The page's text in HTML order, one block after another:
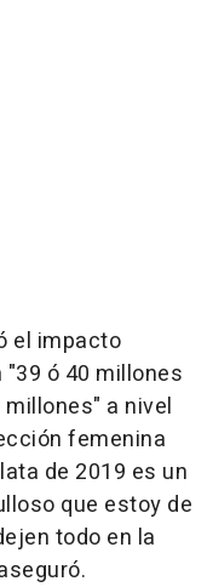
el impacto
ó 40 millones
a nivel
femenina
de 2019 es un
que estoy de
todo en la